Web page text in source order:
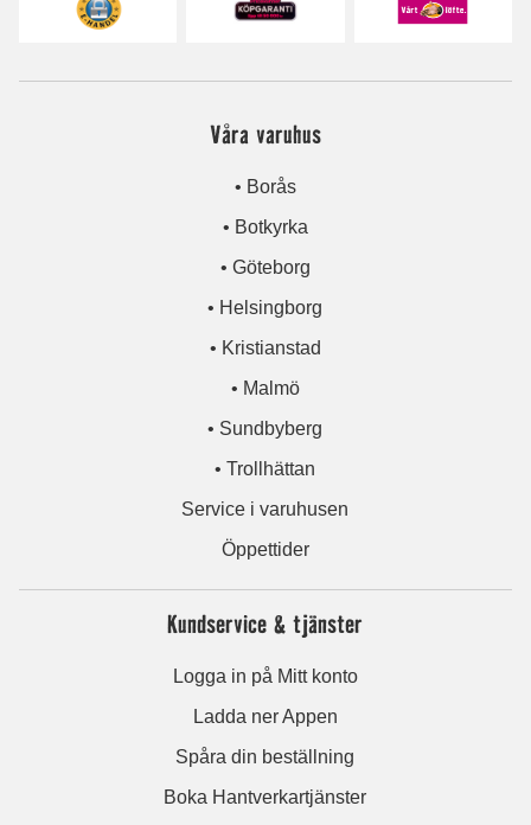
Våra varuhus
• Borås
• Botkyrka
• Göteborg
• Helsingborg
• Kristianstad
• Malmö
• Sundbyberg
• Trollhättan
Service i varuhusen
Öppettider
Kundservice & tjänster
Logga in på Mitt konto
Ladda ner Appen
Spåra din beställning
Boka Hantverkartjänster